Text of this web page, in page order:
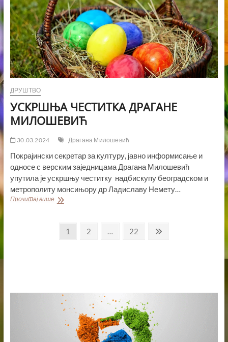
ДРУШТВО
УСКРШЊА ЧЕСТИТКА ДРАГАНЕ
МИЛОШЕВИЋ
30.03.2024 Драгана Милошевић
Покрајински секретар за културу, јавно информисање и
односе с верским заједницама Драгана Милошевић
упутила је ускршњу честитку надбискупу београдском и
метрополиту монсињору др Ладиславу Немету…
Прочитај вишеУСКРШЊА
Пагинација
Page
1 Page
2 … Page
22
Next